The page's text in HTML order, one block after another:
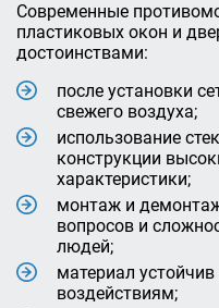
Современные
пластиковых окон и
достоинствами:
после установки
свежего воздуха;
использование
конструкции
характеристики;
монтаж и
вопросов и
людей;
материал
воздействиям;